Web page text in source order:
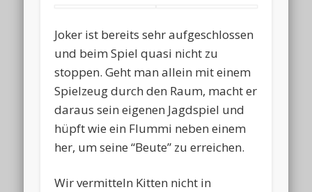
Joker ist bereits sehr aufgeschlossen
und beim Spiel quasi nicht zu
stoppen. Geht man allein mit einem
Spielzeug durch den Raum, macht er
daraus sein eigenen Jagdspiel und
hüpft wie ein Flummi neben einem
her, um seine “Beute” zu erreichen.
Wir vermitteln Kitten nicht in